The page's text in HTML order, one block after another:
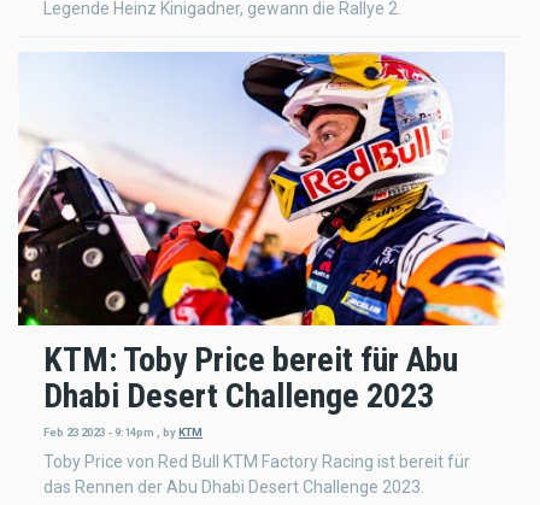
Legende Heinz Kinigadner, gewann die Rallye 2.
KTM: Toby Price bereit für Abu
Dhabi Desert Challenge 2023
Feb 23 2023 - 9:14pm byKTM
Toby Price von Red Bull KTM Factory Racing ist bereit für
das Rennen der Abu Dhabi Desert Challenge 2023.